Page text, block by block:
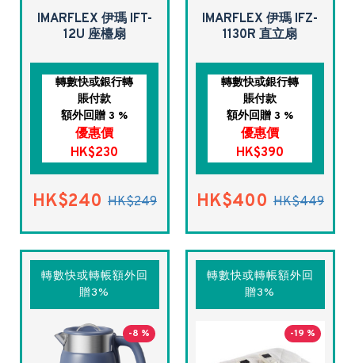
IMARFLEX 伊瑪 IFT-
12U 座檯扇
轉數快或銀行轉
賬付款
額外回贈 3 %
優惠價
HK$230
HK$240 HK$249
IMARFLEX 伊瑪 IFZ-
1130R 直立扇
轉數快或銀行轉
賬付款
額外回贈 3 %
優惠價
HK$390
HK$400 HK$449
轉數快或轉帳額外回
贈3%
-8 %
轉數快或轉帳額外回
贈3%
-19 %